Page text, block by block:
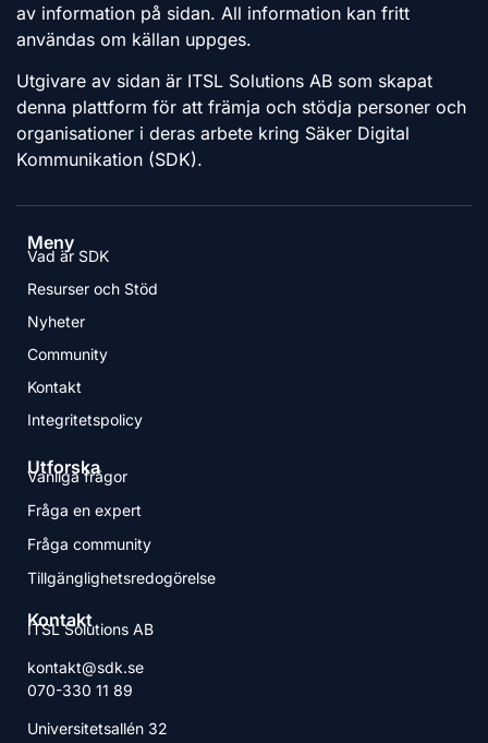
av information på sidan. All information kan fritt
användas om källan uppges.
Utgivare av sidan är ITSL Solutions AB som skapat
denna plattform för att främja och stödja personer och
organisationer i deras arbete kring Säker Digital
Kommunikation (SDK).
Meny
Vad är SDK
Resurser och Stöd
Nyheter
Community
Kontakt
Integritetspolicy
Utforska
Vanliga frågor
Fråga en expert
Fråga community
Tillgänglighetsredogörelse
Kontakt
ITSL Solutions AB
kontakt@sdk.se
070-330 11 89
Universitetsallén 32